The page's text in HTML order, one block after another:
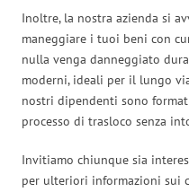
Inoltre, la nostra azienda si
maneggiare i tuoi beni con
nulla venga danneggiato
moderni, ideali per il lungo
nostri dipendenti sono
processo di trasloco senza
Invitiamo chiunque sia
per ulteriori informazioni sui